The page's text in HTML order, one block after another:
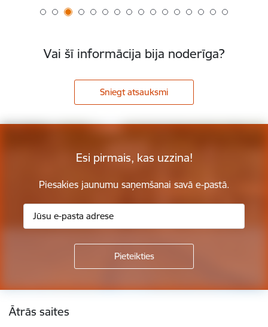
Vai šī informācija bija noderīga?
Sniegt atsauksmi
Esi pirmais, kas uzzina!
Piesakies jaunumu saņemšanai savā e-pastā.
Ātrās saites